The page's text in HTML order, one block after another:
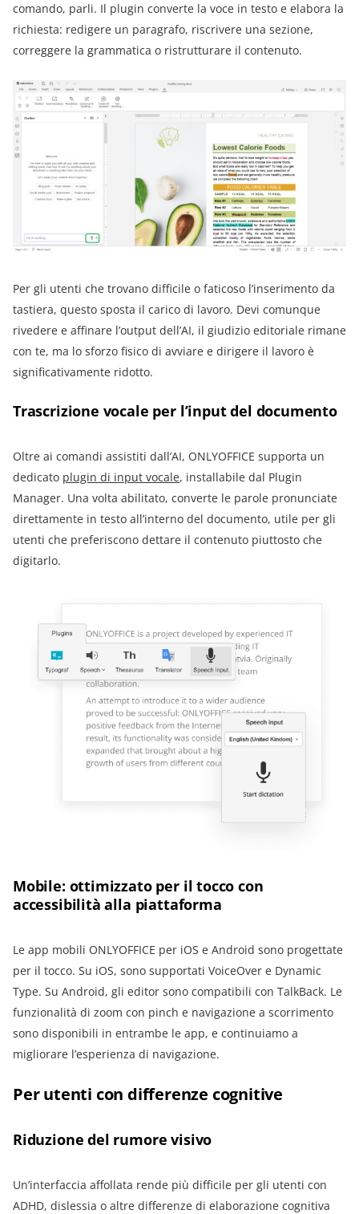
comando, parli. Il plugin converte la voce in testo e elabora la
richiesta: redigere un paragrafo, riscrivere una sezione,
correggere la grammatica o ristrutturare il contenuto.
Per gli utenti che trovano difficile o faticoso l’inserimento da
tastiera, questo sposta il carico di lavoro. Devi comunque
rivedere e affinare l’output dell’AI, il giudizio editoriale rimane
con te, ma lo sforzo fisico di avviare e dirigere il lavoro è
significativamente ridotto.
Trascrizione vocale per l’input del documento
Oltre ai comandi assistiti dall’AI, ONLYOFFICE supporta un
dedicato plugin di input vocale, installabile dal Plugin
Manager. Una volta abilitato, converte le parole pronunciate
direttamente in testo all’interno del documento, utile per gli
utenti che preferiscono dettare il contenuto piuttosto che
digitarlo.
Mobile: ottimizzato per il tocco con
accessibilità alla piattaforma
Le app mobili ONLYOFFICE per iOS e Android sono progettate
per il tocco. Su iOS, sono supportati VoiceOver e Dynamic
Type. Su Android, gli editor sono compatibili con TalkBack. Le
funzionalità di zoom con pinch e navigazione a scorrimento
sono disponibili in entrambe le app, e continuiamo a
migliorare l’esperienza di navigazione.
Per utenti con differenze cognitive
Riduzione del rumore visivo
Un’interfaccia affollata rende più difficile per gli utenti con
ADHD, dislessia o altre differenze di elaborazione cognitiva